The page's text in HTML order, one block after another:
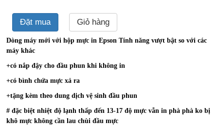
Đặt mua Giỏ hàng
Dòng máy mới với hộp mực in Epson Tính năng vượt bật so với các
máy khác
+có nắp đậy cho đầu phun khi không in
+có bình chứa mực xả ra
+tặng kèm theo dung dịch vệ sinh đầu phun
# đặc biệt nhiệt độ lạnh thấp đến 13-17 độ mực vẫn in phà phà ko bị
khô mực không cần lau chùi đầu mực